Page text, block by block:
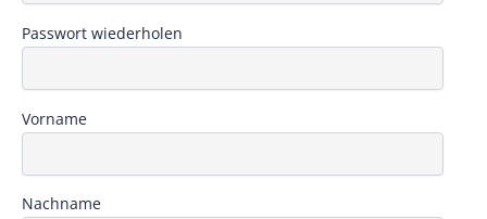
Passwort wiederholen
Vorname
Nachname